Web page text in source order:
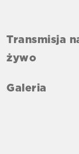
Transmisja
żywo
Galeria